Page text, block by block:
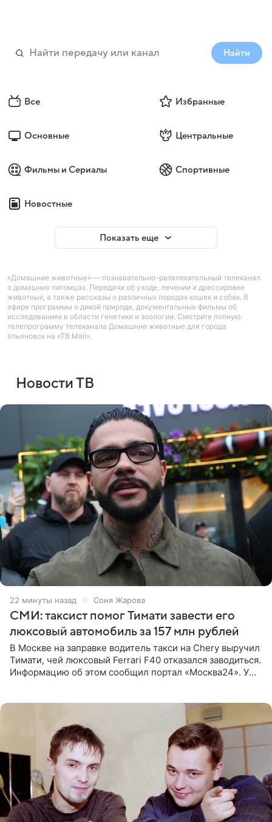
Найти
Все Избранные
Основные Центральные
Фильмы и Сериалы Спортивные
Новостные
Показать еще
«Домашние животные» — познавательно-развлекательный телеканал
о домашних питомцах. Передачи об уходе, лечении и дрессировке
животных, а также рассказы о различных породах кошек и собак. В
эфире программы о дикой природе, документальные фильмы об
исследованиях в области генетики и зоологии. Смотрите полную
телепрограмму телеканала Домашние животные для города
Ульяновск на «ТВ Mail».
Новости ТВ
22 минуты назад Соня Жарова
СМИ: таксист помог Тимати завести его
люксовый автомобиль за 157 млн рублей
В Москве на заправке водитель такси на Chery выручил
Тимати, чей люксовый Ferrari F40 отказался заводиться.
Информацию об этом сообщил портал «Москва24». У